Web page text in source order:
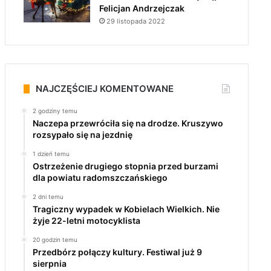
Felicjan Andrzejczak
29 listopada 2022
NAJCZĘŚCIEJ KOMENTOWANE
2 godziny temu
Naczepa przewróciła się na drodze. Kruszywo
rozsypało się na jezdnię
1 dzień temu
Ostrzeżenie drugiego stopnia przed burzami
dla powiatu radomszczańskiego
2 dni temu
Tragiczny wypadek w Kobielach Wielkich. Nie
żyje 22-letni motocyklista
20 godzin temu
Przedbórz połączy kultury. Festiwal już 9
sierpnia